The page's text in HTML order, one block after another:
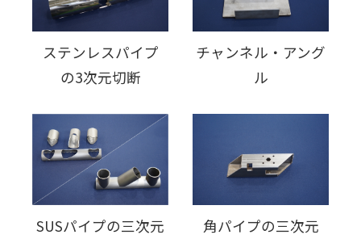
ステンレスパイプ
の3次元切断
チャンネル・アング
ル
SUSパイプの三次元
角パイプの三次元